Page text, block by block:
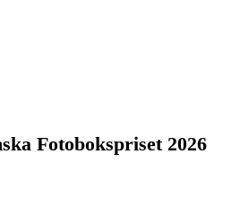
Fotobokspriset 2026